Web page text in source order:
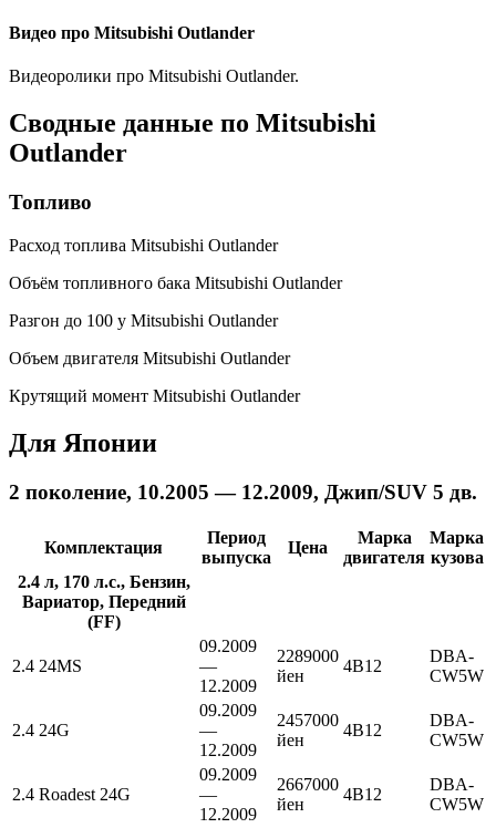
Видео про Mitsubishi Outlander
Видеоролики про Mitsubishi Outlander.
Сводные данные по Mitsubishi
Outlander
Топливо
Расход топлива Mitsubishi Outlander
Объём топливного бака Mitsubishi Outlander
Разгон до 100 у Mitsubishi Outlander
Объем двигателя Mitsubishi Outlander
Крутящий момент Mitsubishi Outlander
Для Японии
2 поколение, 10.2005 — 12.2009, Джип/SUV 5 дв.
Комплектация
Период
выпуска
Цена
Марка
двигателя
Марка
кузова
2.4 л, 170 л.с., Бензин,
Вариатор, Передний
(FF)
2.4 24MS
09.2009
—
12.2009
2289000
йен
4B12
DBA-
CW5W
2.4 24G
09.2009
—
12.2009
2457000
йен
4B12
DBA-
CW5W
2.4 Roadest 24G
09.2009
—
12.2009
2667000
йен
4B12
DBA-
CW5W